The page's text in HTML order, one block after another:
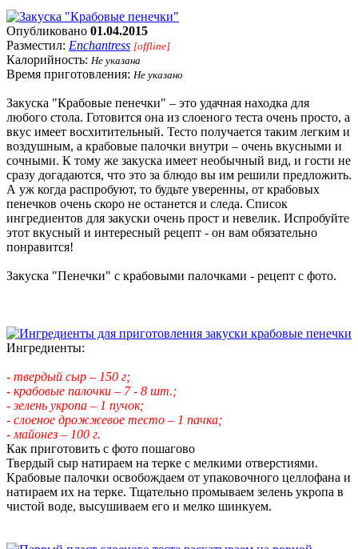
Опубликовано 01.04.2015
Разместил: Enchantress [offline]
Калорийность: Не указана
Время приготовления: Не указано
Закуска "Крабовые пенечки" – это удачная находка для
любого стола. Готовится она из слоеного теста очень просто, а
вкус имеет восхитительный. Тесто получается таким легким и
воздушным, а крабовые палочки внутри – очень вкусными и
сочными. К тому же закуска имеет необычный вид, и гости не
сразу догадаются, что это за блюдо вы им решили предложить.
А уж когда распробуют, то будьте уверенны, от крабовых
пенечков очень скоро не останется и следа. Список
ингредиентов для закуски очень прост и невелик. Испробуйте
этот вкусный и интересный рецепт - он вам обязательно
понравится!
Закуска "Пенечки" с крабовыми палочками - рецепт с фото.
Ингредиенты:
- твердый сыр – 150 г;
- крабовые палочки – 7 - 8 шт.;
- зелень укропа – 1 пучок;
- слоеное дрожжевое тесто – 1 пачка;
- майонез – 100 г.
Как приготовить с фото пошагово
Твердый сыр натираем на терке с мелкими отверстиями.
Крабовые палочки освобождаем от упаковочного целлофана и
натираем их на терке. Тщательно промываем зелень укропа в
чистой воде, высушиваем его и мелко шинкуем.